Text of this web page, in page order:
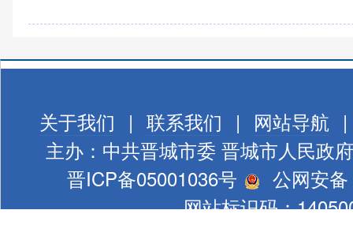
关于我们 | 联系我们 | 网站导航 |
主办：中共晋城市委 晋城市人民政府
晋ICP备05001036号
公网安
网站标识码：